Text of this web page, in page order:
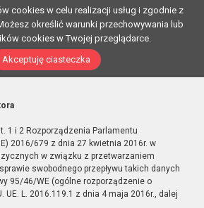
cookies w celu realizacji usług i zgodnie z
określić warunki przechowywania lub
cookies w Twojej przeglądarce.
Akceptuję ciasteczka
1 i 2 Rozporządzenia Parlamentu
2016/679 z dnia 27 kwietnia 2016r. w
w związku z przetwarzaniem
swobodnego przepływu takich danych
95/46/WE (ogólne rozporządzenie o
UE. L. 2016.119.1 z dnia 4 maja 2016r., dalej